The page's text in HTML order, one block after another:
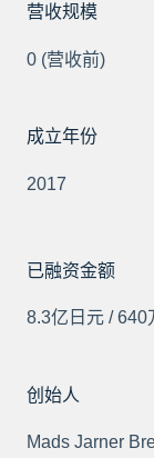
营收规模
0 (营收前)
成立年份
2017
已融资金额
8.3亿日元 / 640
创始人
Mads Jarner